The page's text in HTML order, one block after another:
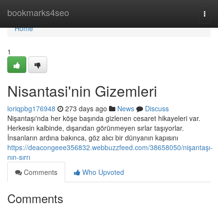
bookmarks4seo
Home
Home
1
Nisantasi'nin Gizemleri
loriqpbg176948 273 days ago News
Discuss
Nişantaşı'nda her köşe başında gizlenen cesaret hikayeleri var.
Herkesin kalbinde, dışarıdan görünmeyen sırlar taşıyorlar.
İnsanların ardına bakınca, göz alıcı bir dünyanın kapısını
https://deacongeee356832.webbuzzfeed.com/38658050/nişantaşı-
nın-sırrı
Comments
Who Upvoted
Comments